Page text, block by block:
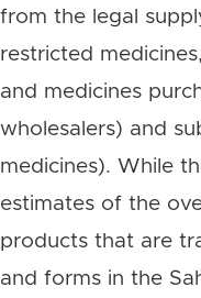
from the legal
restricted
and medicines
wholesalers) and
medicines). While
estimates of the
products that are
and forms in the